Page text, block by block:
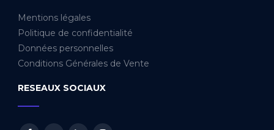
Mentions légales
Politique de confidentialité
Données personnelles
Conditions Générales de Vente
RESEAUX SOCIAUX
_____